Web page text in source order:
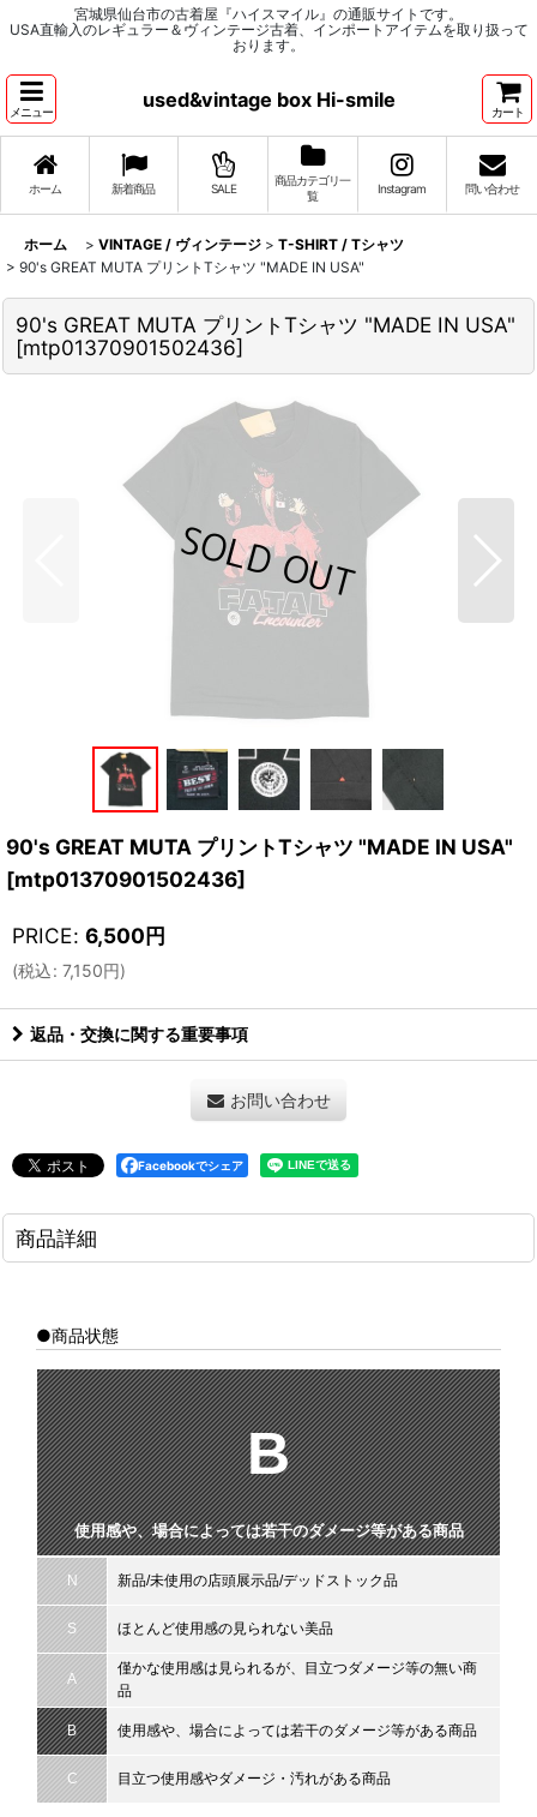
宮城県仙台市の古着屋『ハイスマイル』の通販サイトです。
USA直輸入のレギュラー＆ヴィンテージ古着、インポートアイテムを取り扱って
おります。
メニュー
used&vintage box Hi-smile
カート
ホーム 新着商品 SALE
商品カテゴリ一
覧
Instagram 問い合わせ
ホーム > VINTAGE / ヴィンテージ > T-SHIRT / Tシャツ
> 90's GREAT MUTA プリントTシャツ "MADE IN USA"
90's GREAT MUTA プリントTシャツ "MADE IN USA"
[mtp01370901502436]
90's GREAT MUTA プリントTシャツ "MADE IN USA"
[mtp01370901502436]
PRICE: 6,500円
(税込: 7,150円)
返品・交換に関する重要事項
お問い合わせ
Facebookでシェア
商品詳細
●商品状態
B
使用感や、場合によっては若干のダメージ等がある商品
N 新品/未使用の店頭展示品/デッドストック品
S ほとんど使用感の見られない美品
A
僅かな使用感は見られるが、目立つダメージ等の無い商
品
B 使用感や、場合によっては若干のダメージ等がある商品
C 目立つ使用感やダメージ・汚れがある商品